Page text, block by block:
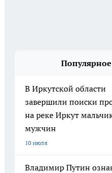
Популярное
В Иркутской области
завершили поиски
на реке Иркут
мужчин
10 июля
Владимир Путин